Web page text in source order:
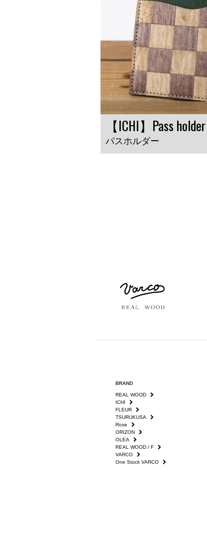
【ICHI】Pass holder
パスホルダー
BRAND
REAL WOOD
ICHI
FLEUR
TSURUKUSA
Rose
ORIZON
OLEA
REAL WOOD / F
VARCO
One Stock VARCO